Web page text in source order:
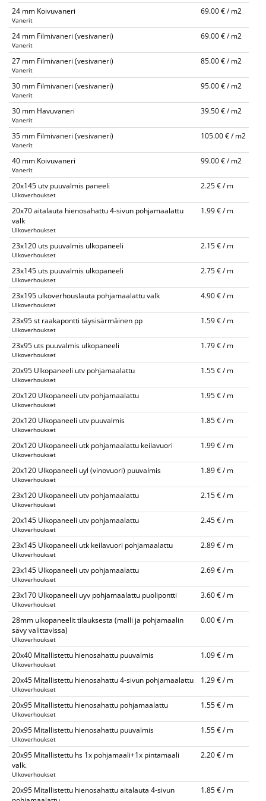
24 mm Koivuvaneri
Vanerit
69.00 € / m2
24 mm Filmivaneri (vesivaneri)
Vanerit
69.00 € / m2
27 mm Filmivaneri (vesivaneri)
Vanerit
85.00 € / m2
30 mm Filmivaneri (vesivaneri)
Vanerit
95.00 € / m2
30 mm Havuvaneri
Vanerit
39.50 € / m2
35 mm Filmivaneri (vesivaneri)
Vanerit
105.00 € / m2
40 mm Koivuvaneri
Vanerit
99.00 € / m2
20x145 utv puuvalmis paneeli
Ulkoverhoukset
2.25 € / m
20x70 aitalauta hienosahattu 4-sivun pohjamaalattu
valk
Ulkoverhoukset
1.99 € / m
23x120 uts puuvalmis ulkopaneeli
Ulkoverhoukset
2.15 € / m
23x145 uts puuvalmis ulkopaneeli
Ulkoverhoukset
2.75 € / m
23x195 ulkoverhouslauta pohjamaalattu valk
Ulkoverhoukset
4.90 € / m
23x95 st raakapontti täysisärmäinen pp
Ulkoverhoukset
1.59 € / m
23x95 uts puuvalmis ulkopaneeli
Ulkoverhoukset
1.79 € / m
20x95 Ulkopaneeli utv pohjamaalattu
Ulkoverhoukset
1.55 € / m
20x120 Ulkopaneeli utv pohjamaalattu
Ulkoverhoukset
1.95 € / m
20x120 Ulkopaneeli utv puuvalmis
Ulkoverhoukset
1.85 € / m
20x120 Ulkopaneeli utk pohjamaalattu keilavuori
Ulkoverhoukset
1.99 € / m
20x120 Ulkopaneeli uyl (vinovuori) puuvalmis
Ulkoverhoukset
1.89 € / m
23x120 Ulkopaneeli utv pohjamaalattu
Ulkoverhoukset
2.15 € / m
20x145 Ulkopaneeli utv pohjamaalattu
Ulkoverhoukset
2.45 € / m
23x145 Ulkopaneeli utk keilavuori pohjamaalattu
Ulkoverhoukset
2.89 € / m
23x145 Ulkopaneeli utv pohjamaalattu
Ulkoverhoukset
2.69 € / m
23x170 Ulkopaneeli uyv pohjamaalattu puolipontti
Ulkoverhoukset
3.60 € / m
28mm ulkopaneelit tilauksesta (malli ja pohjamaalin
sävy valittavissa)
Ulkoverhoukset
0.00 € / m
20x40 Mitallistettu hienosahattu puuvalmis
Ulkoverhoukset
1.09 € / m
20x45 Mitallistettu hienosahattu 4-sivun pohjamaalattu
Ulkoverhoukset
1.29 € / m
20x95 Mitallistettu hienosahattu pohjamaalattu
Ulkoverhoukset
1.55 € / m
20x95 Mitallistettu hienosahattu puuvalmis
Ulkoverhoukset
1.55 € / m
20x95 Mitallistettu hs 1x pohjamaali+1x pintamaali
valk.
Ulkoverhoukset
2.20 € / m
20x95 Mitallistettu hienosahattu aitalauta 4-sivun
1.85 € / m